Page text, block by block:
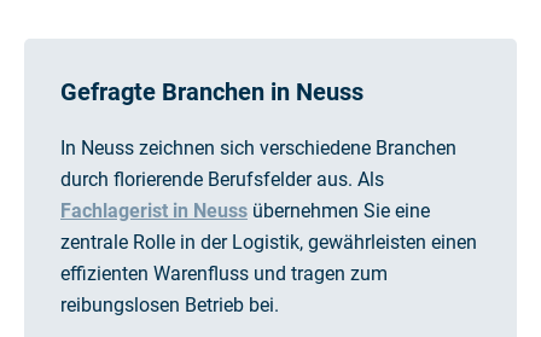
Gefragte Branchen in Neuss
In Neuss zeichnen sich verschiedene Branchen
durch florierende Berufsfelder aus. Als
Fachlagerist in Neuss übernehmen Sie eine
zentrale Rolle in der Logistik, gewährleisten einen
effizienten Warenfluss und tragen zum
reibungslosen Betrieb bei.